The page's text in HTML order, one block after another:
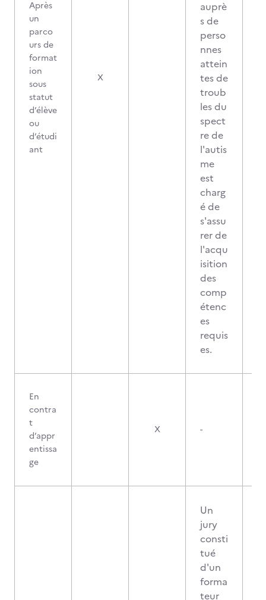
Après
un
parco
urs de
format
ion
sous
statut
d’élève
ou
d’étudi
ant
X
auprè
s de
perso
nnes
attein
tes de
troub
les du
spect
re de
l'autis
me
est
charg
é de
s'assu
rer de
l'acqu
isition
des
comp
étenc
es
requis
es.
En
contra
t
d’appr
entissa
ge
X -
Un
jury
consti
tué
d'un
forma
teur